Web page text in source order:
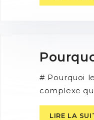
# Pourquoi
complexe
LIRE LA